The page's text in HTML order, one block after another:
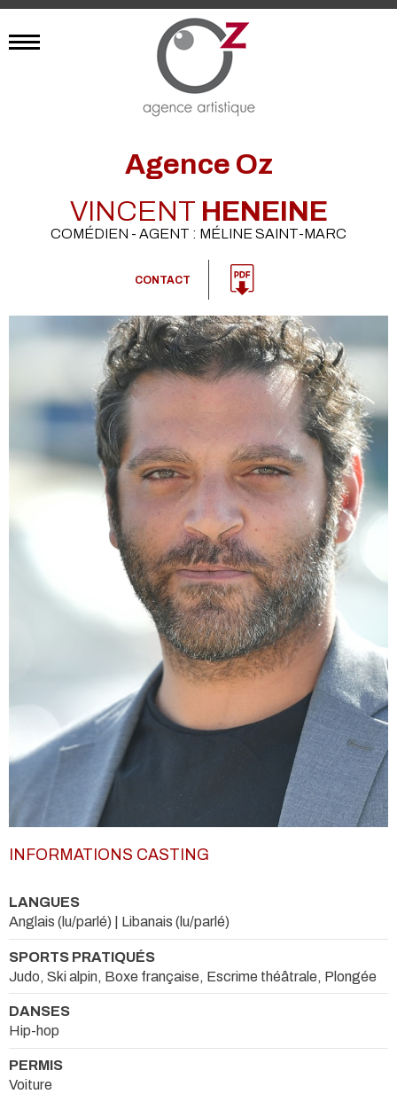
Agence Oz
VINCENT HENEINE
COMÉDIEN - AGENT : MÉLINE SAINT-MARC
CONTACT
INFORMATIONS CASTING
LANGUES
Anglais (lu/parlé) | Libanais (lu/parlé)
SPORTS PRATIQUÉS
Judo, Ski alpin, Boxe française, Escrime théâtrale, Plongée
DANSES
Hip-hop
PERMIS
Voiture